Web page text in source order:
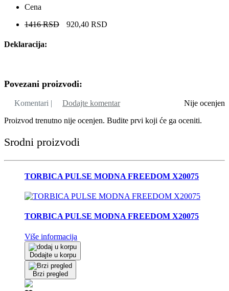
Cena
1416 RSD
920,40 RSD
Deklaracija:
Povezani proizvodi:
Nije ocenjen
Komentari |
Dodajte komentar
Proizvod trenutno nije ocenjen. Budite prvi koji će ga oceniti.
Srodni proizvodi
TORBICA PULSE MODNA FREEDOM X20075
TORBICA PULSE MODNA FREEDOM X20075
Više informacija
Dodajte u korpu
Brzi pregled